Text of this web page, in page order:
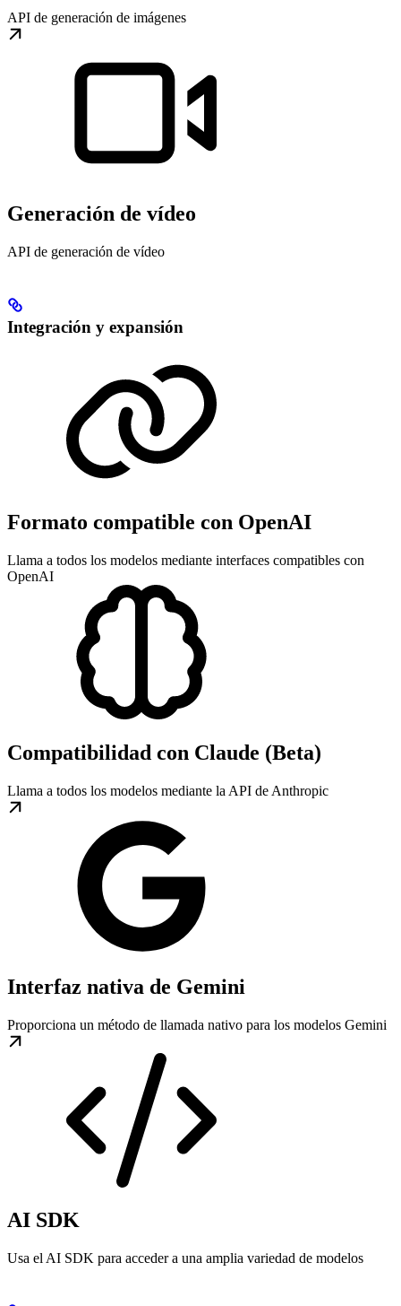
API de generación de imágenes
Generación de vídeo
API de generación de vídeo
Integración y expansión
Formato compatible con OpenAI
Llama a todos los modelos mediante interfaces compatibles con
OpenAI
Compatibilidad con Claude (Beta)
Llama a todos los modelos mediante la API de Anthropic
Interfaz nativa de Gemini
Proporciona un método de llamada nativo para los modelos Gemini
AI SDK
Usa el AI SDK para acceder a una amplia variedad de modelos